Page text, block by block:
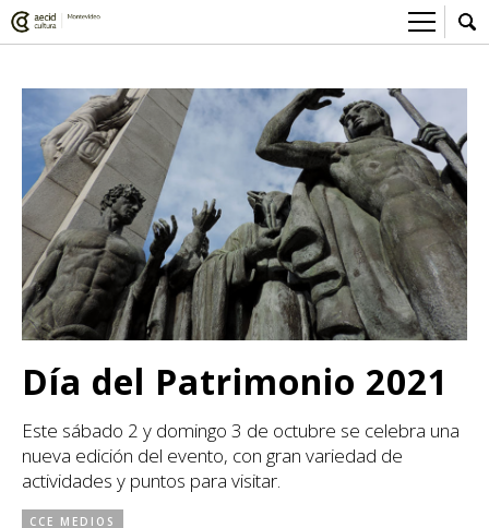
Red AECID
Equipo
Instalaciones
Visítanos
Actividades
> Ir a Actividades
Esta semana
Inscripciones
Participa
Envíanos tu propuesta
Buzón de sugerencias
Noticias
Convocatorias
> Ir a Convocatorias
Convocatorias CCE
Convocatorias externas
Medios
Sala de Prensa
CCE Medios
Mediateca
> Ir a Mediateca
Ludoteca
Comicteca
CCE en el interior/libros
Ciencia y Tecnología
Cine
Escénicas
Día del Patrimonio 2021
Este sábado 2 y domingo 3 de octubre se celebra una
nueva edición del evento, con gran variedad de
actividades y puntos para visitar.
CCE MEDIOS